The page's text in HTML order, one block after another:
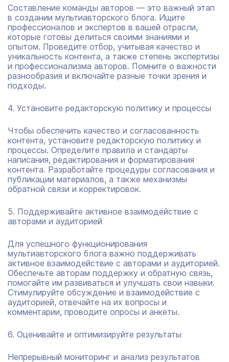
Составление команды авторов — это важный этап
в создании мультиавторского блога. Ищите
профессионалов и экспертов в вашей отрасли,
которые готовы делиться своими знаниями и
опытом. Проведите отбор, учитывая качество и
уникальность контента, а также степень экспертизы
и профессионализма авторов. Помните о важности
разнообразия и включайте разные точки зрения и
подходы.
4. Установите редакторскую политику и процессы
Чтобы обеспечить качество и согласованность
контента, установите редакторскую политику и
процессы. Определите правила и стандарты
написания, редактирования и форматирования
контента. Разработайте процедуры согласования и
публикации материалов, а также механизмы
обратной связи и корректировок.
5. Поддерживайте активное взаимодействие с
авторами и аудиторией
Для успешного функционирования
мультиавторского блога важно поддерживать
активное взаимодействие с авторами и аудиторией.
Обеспечьте авторам поддержку и обратную связь,
помогайте им развиваться и улучшать свои навыки.
Стимулируйте обсуждение и взаимодействие с
аудиторией, отвечайте на их вопросы и
комментарии, проводите опросы и анкеты.
6. Оценивайте и оптимизируйте результаты
Непрерывный мониторинг и анализ результатов